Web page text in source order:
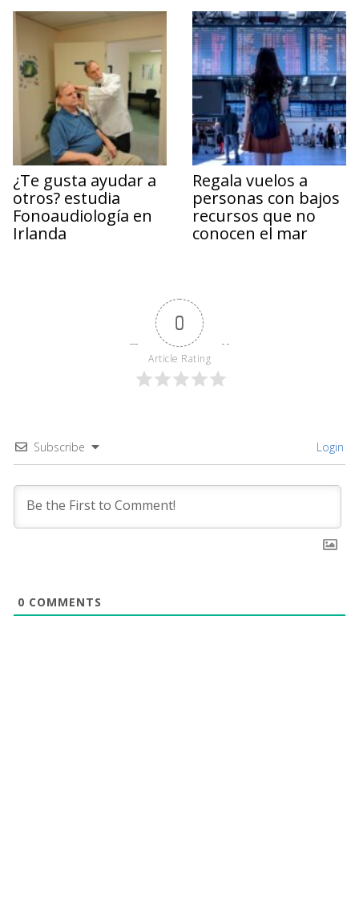
¿Te gusta ayudar a
otros? estudia
Fonoaudiología en
Irlanda
Regala vuelos a
personas con bajos
recursos que no
conocen el mar
0
Article Rating
Subscribe Login
0 COMMENTS